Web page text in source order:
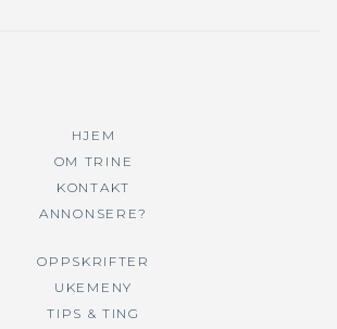
HJEM
OM TRINE
KONTAKT
ANNONSERE?
OPPSKRIFTER
UKEMENY
TIPS & TING